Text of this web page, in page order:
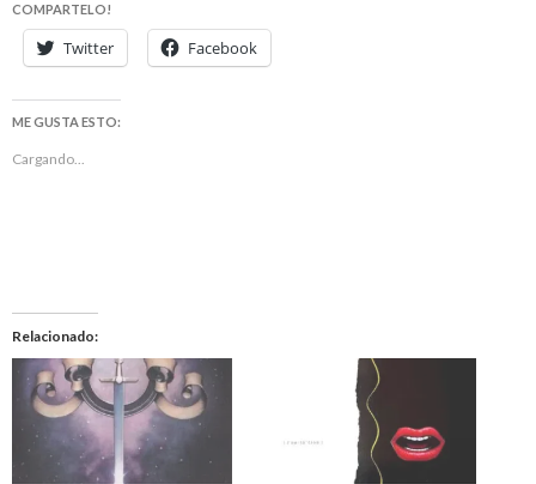
COMPARTELO!
Twitter Facebook
ME GUSTA ESTO:
Cargando...
Relacionado